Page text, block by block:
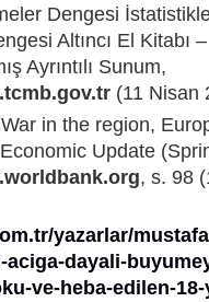
Dengesi
Altıncı El Kitabı –
Ayrıntılı Sunum,
(11 Nisan
in the region,
Update
, s. 98
yazarlar/
dayali-
ve-heba-edilen-18-